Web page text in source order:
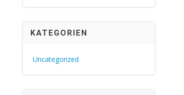
KATEGORIEN
Uncategorized